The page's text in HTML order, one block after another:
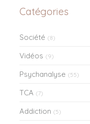
Catégories
Société (8)
Vidéos (9)
Psychanalyse (55)
TCA (7)
Addiction (5)